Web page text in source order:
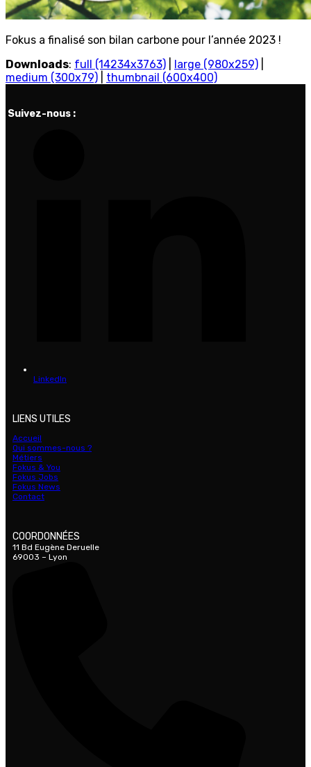
Fokus a finalisé son bilan carbone pour l’année 2023 !
Downloads: full (14234x3763) large (980x259)
medium (300x79)
thumbnail (600x400)
Suivez-nous :
LinkedIn
LIENS UTILES
Accueil
Qui sommes-nous ?
Métiers
Fokus & You
Fokus Jobs
Fokus News
Contact
COORDONNÉES
11 Bd Eugène Deruelle
69003 – Lyon